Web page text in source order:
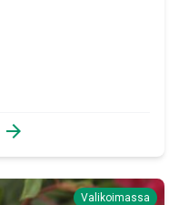
arrow_forward
Valikoimassa